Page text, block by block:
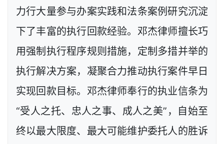
力行大量参与办案实践和法条案例研究沉淀
下了丰富的执行回款经验。邓杰律师擅长巧
用强制执行程序规则措施，定制多措并举的
执行解决方案，凝聚合力推动执行案件早日
实现回款目标。邓杰律师奉行的执业信条为
“受人之托、忠人之事、成人之美”，自始至
终以最大限度、最大可能维护委托人的胜诉